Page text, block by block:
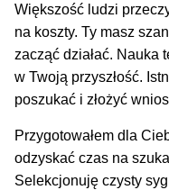
Większość ludzi
na koszty. Ty masz
zacząć działać. Nauka
w Twoją przyszłość.
poszukać i złożyć
Przygotowałem dla
odzyskać czas na
Selekcjonuję czysty